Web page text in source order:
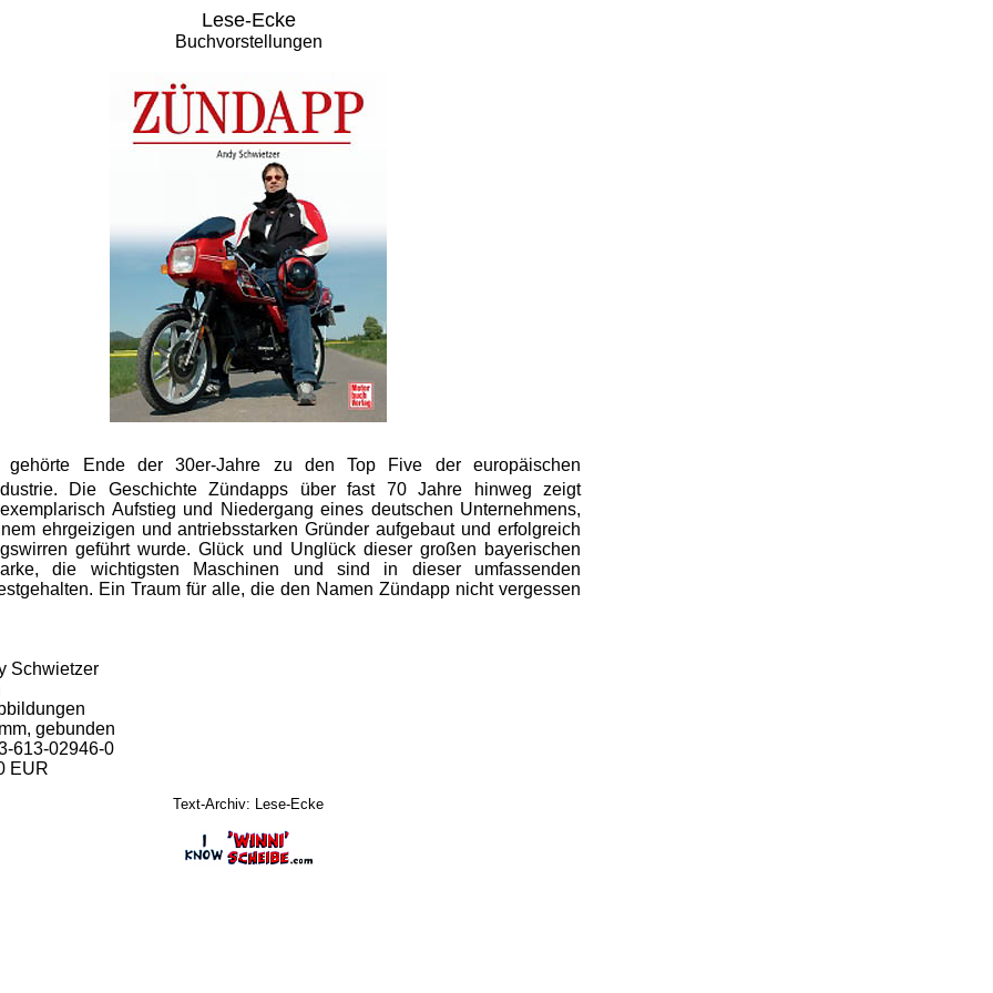
Lese-Ecke
Buchvorstellungen
gehörte Ende der 30er-Jahre zu den Top Five der europäischen
Die Geschichte Zündapps über fast 70 Jahre hinweg zeigt
Aufstieg und Niedergang eines deutschen Unternehmens,
ehrgeizigen und antriebsstarken Gründer aufgebaut und erfolgreich
geführt wurde. Glück und Unglück dieser großen bayerischen
die wichtigsten Maschinen und sind in dieser umfassenden
Ein Traum für alle, die den Namen Zündapp nicht vergessen
Schwietzer
gebunden
613-02946-0
EUR
Text-Archiv: Lese-Ecke